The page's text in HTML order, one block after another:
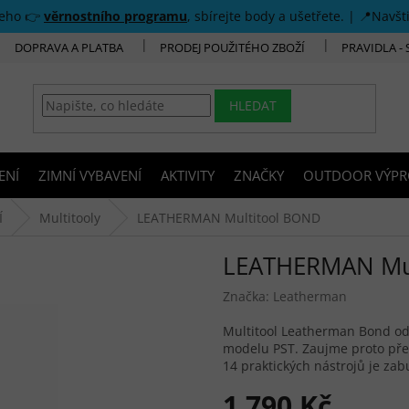
👉 věrnostního programu, sbírejte body a ušetřete. |
DOPRAVA A PLATBA PRODEJ POUŽITÉHO ZBOŽÍ PRAVIDLA -
HLEDAT
ZIMNÍ VYBAVENÍ AKTIVITY ZNAČKY OUTDOOR
Multitooly LEATHERMAN Multitool BOND
LEATHERMAN
Značka: Leatherman
Multitool Leatherman Bond
modelu PST. Zaujme proto
14 praktických nástrojů je